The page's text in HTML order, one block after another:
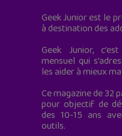
Geek Junior est le
à destination des
Geek Junior,
mensuel qui
les aider à mieux
Ce magazine de 32
pour objectif de
des 10-15 ans
outils.